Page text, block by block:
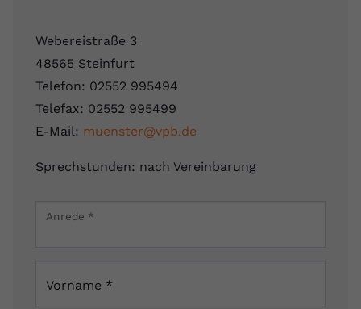
Webereistraße 3
48565 Steinfurt
Telefon: 02552 995494
Telefax: 02552 995499
E-Mail: muenster@vpb.de
Sprechstunden: nach Vereinbarung
Webereistraße 3, 48565 Steinfurt, Deutschland
Anrede *
Vorname *